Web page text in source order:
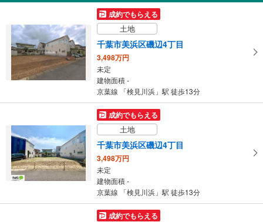
6,980万円
3LDK＋S
建物面積 122.14m
京葉線 「検見川浜」駅 徒歩18分
成約でもらえる
土地
千葉市美浜区磯辺4丁目
3,498万円
未定
建物面積 -
京葉線 「検見川浜」駅 徒歩13分
成約でもらえる
土地
千葉市美浜区磯辺4丁目
3,498万円
未定
建物面積 -
京葉線 「検見川浜」駅 徒歩13分
成約でもらえる